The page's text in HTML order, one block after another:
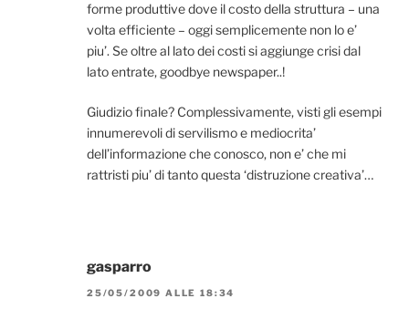
forme produttive dove il costo della struttura – una
volta efficiente – oggi semplicemente non lo e’
piu’. Se oltre al lato dei costi si aggiunge crisi dal
lato entrate, goodbye newspaper..!
Giudizio finale? Complessivamente, visti gli esempi
innumerevoli di servilismo e mediocrita’
dell’informazione che conosco, non e’ che mi
rattristi piu’ di tanto questa ‘distruzione creativa’…
gasparro
25/05/2009 ALLE 18:34